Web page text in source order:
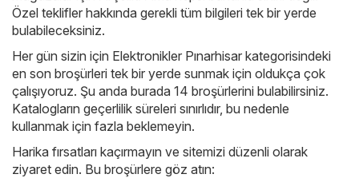
Özel teklifler hakkında gerekli tüm bilgileri tek bir yerde
bulabileceksiniz.
Her gün sizin için Elektronikler Pınarhisar kategorisindeki
en son broşürleri tek bir yerde sunmak için oldukça çok
çalışıyoruz. Şu anda burada 14 broşürlerini bulabilirsiniz.
Katalogların geçerlilik süreleri sınırlıdır, bu nedenle
kullanmak için fazla beklemeyin.
Harika fırsatları kaçırmayın ve sitemizi düzenli olarak
ziyaret edin. Bu broşürlere göz atın: